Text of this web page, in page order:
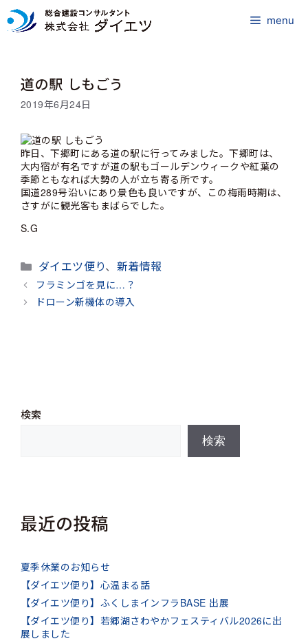
コ
ン
menu
道の駅 しもごう
2019年6月24日
昨日、下郷町にある道の駅に行ってみました。下郷町は、
大内宿が有名ですが道の駅もゴールデンウィークや紅葉の
季節ともなれば大勢の人が立ち寄る所です。
国道289号沿いにあり景色も良いですが、この梅雨時期は、
さすがに観光客もまばらでした。
S.G
カ
テ
ゴ
ダイエツ便り、 新着情報
フラミンゴを見に…？
ドローン新機体の導入
検索
検索
最近の投稿
夏季休業のお知らせ
【ダイエツ便り】心温まる話
【ダイエツ便り】ふくしまインフラBASE 出展
【ダイエツ便り】若郷湖さわやかフェスティバル2026に出
展しました